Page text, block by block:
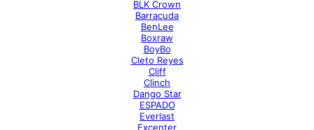
BLK Crown
Barracuda
BenLee
Boxraw
BoyBo
Cleto Reyes
Cliff
Clinch
Dango Star
ESPADO
Everlast
Excenter